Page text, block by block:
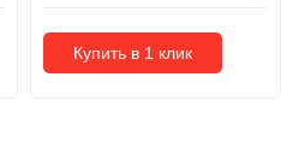
Купить в 1 клик